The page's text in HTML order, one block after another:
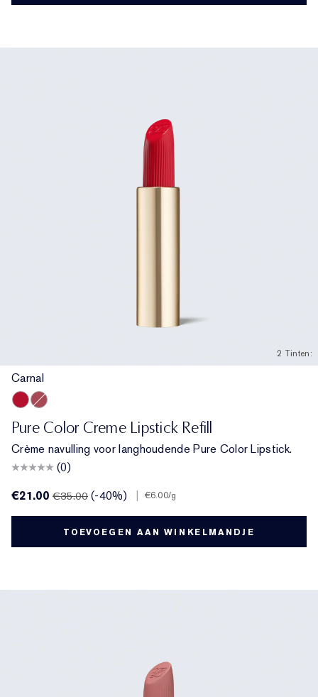
2 Tinten:
Carnal
Pure Color Creme Lipstick Refill
Crème navulling voor langhoudende Pure Color Lipstick.
(0)
€21.00€35.00 (-40%) €6.00/g
TOEVOEGEN AAN WINKELMANDJE